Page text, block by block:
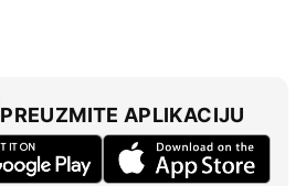
PREUZMITE APLIKACIJU